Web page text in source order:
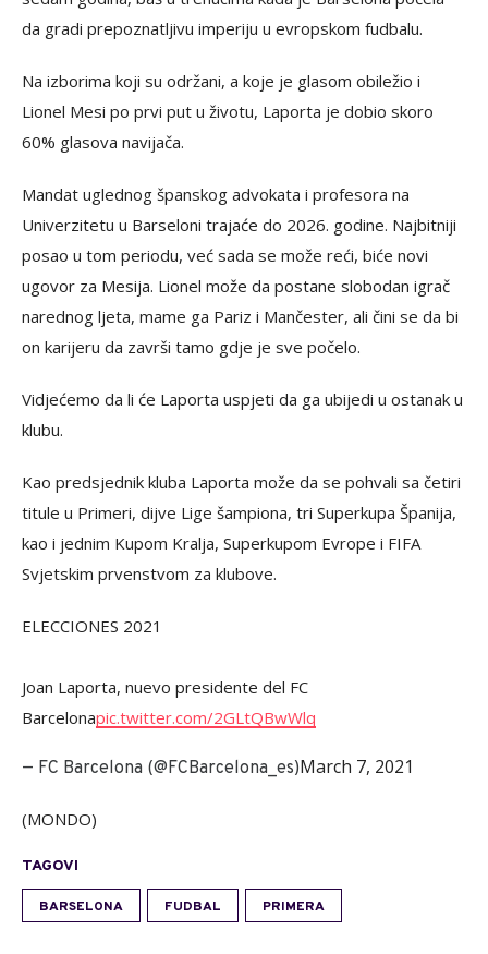
da gradi prepoznatljivu imperiju u evropskom fudbalu.
Na izborima koji su održani, a koje je glasom obiležio i
Lionel Mesi po prvi put u životu, Laporta je dobio skoro
60% glasova navijača.
Mandat uglednog španskog advokata i profesora na
Univerzitetu u Barseloni trajaće do 2026. godine. Najbitniji
posao u tom periodu, već sada se može reći, biće novi
ugovor za Mesija. Lionel može da postane slobodan igrač
narednog ljeta, mame ga Pariz i Mančester, ali čini se da bi
on karijeru da završi tamo gdje je sve počelo.
Vidjećemo da li će Laporta uspjeti da ga ubijedi u ostanak u
klubu.
Kao predsjednik kluba Laporta može da se pohvali sa četiri
titule u Primeri, dijve Lige šampiona, tri Superkupa Španija,
kao i jednim Kupom Kralja, Superkupom Evrope i FIFA
Svjetskim prvenstvom za klubove.
ELECCIONES 2021
Joan Laporta, nuevo presidente del FC
Barcelonapic.twitter.com/2GLtQBwWlq
— FC Barcelona (@FCBarcelona_es)March 7, 2021
(MONDO)
TAGOVI
BARSELONA FUDBAL PRIMERA